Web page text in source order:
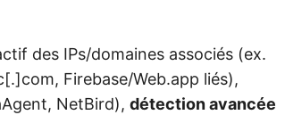
des IPs/domaines associés (ex.
Firebase/Web.app liés),
NetBird), détection avancée